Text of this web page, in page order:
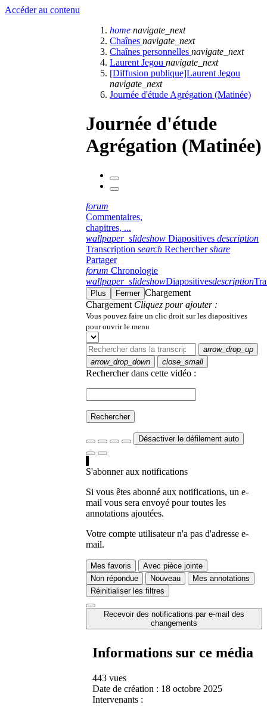
Accéder au contenu
home navigate_next
Chaînes navigate_next
Chaînes personnelles navigate_next
Laurent Jegou navigate_next
[Diffusion publique]Laurent Jegou
navigate_next
Journée d'étude Agrégation (Matinée)
Journée d'étude
Agrégation (Matinée)
forum
Commentaires,
chapitres, ...
wallpaper_slideshow Diapositives description
Transcription search Rechercher share
Partager
forum Chronologie
wallpaper_slideshowDiapositivesdescription
Plus Fermer Chargement
Chargement Cliquez pour ajouter :
Vous pouvez faire un clic droit sur les diapositives
pour ouvrir le menu
arrow_drop_up
arrow_drop_down
close_small
Rechercher dans cette vidéo :
Rechercher
Désactiver le défilement auto
S'abonner aux notifications
Si vous êtes abonné aux notifications, un e-
mail vous sera envoyé pour toutes les
annotations ajoutées.
Votre compte utilisateur n'a pas d'adresse e-
mail.
Mes favoris
Avec pièce jointe
Non répondue
Nouveau
Mes annotations
Réinitialiser les filtres
Recevoir des notifications par e-mail des
changements
Informations sur ce média
443 vues
Date de création : 18 octobre 2025
Intervenants :